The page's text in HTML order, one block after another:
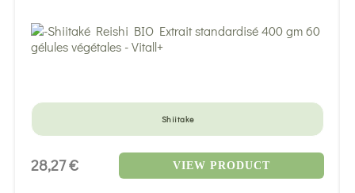
Shiitake
28,27 € VIEW PRODUCT